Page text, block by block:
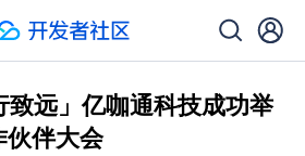
致远」亿咖通科技成功举
伙伴大会